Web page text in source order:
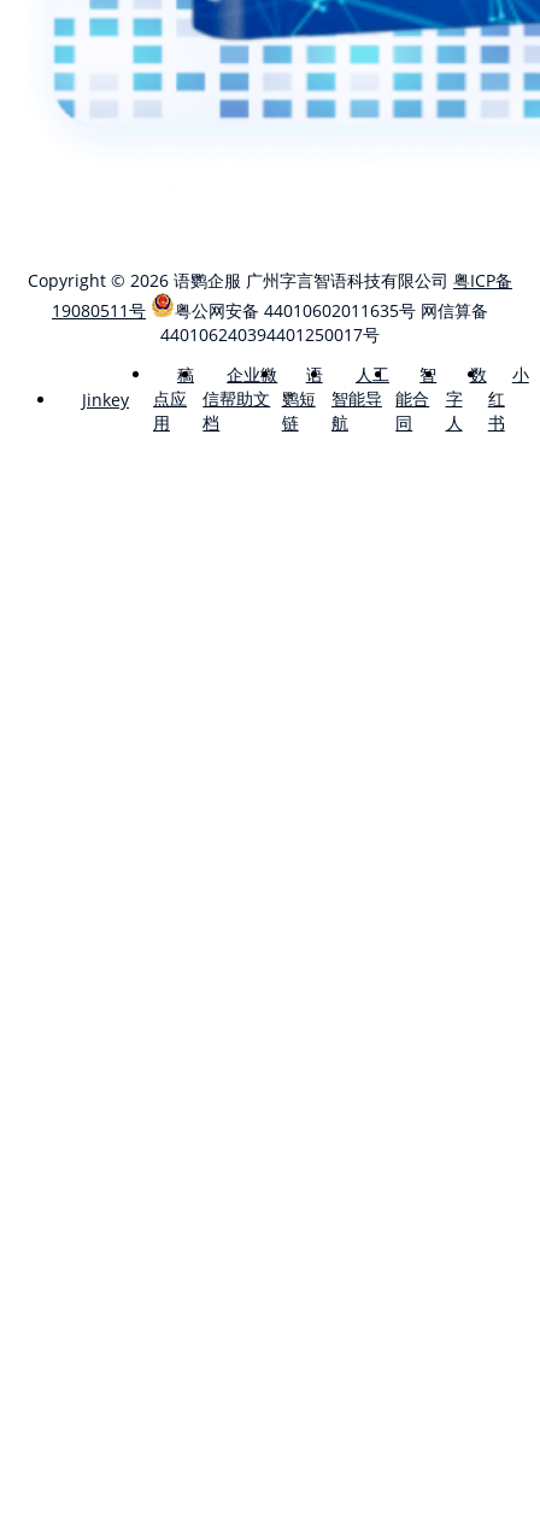
Copyright © 2026 语鹦企服 广州字言智语科技有限公司 粤ICP备
19080511号
粤公网安备 44010602011635号 网信算备
440106240394401250017号
Jinkey
稿
点应
用
企业微
信帮助文
档
语
鹦短
链
人工
智能导
航
智
能合
同
数
字
人
小
红
书